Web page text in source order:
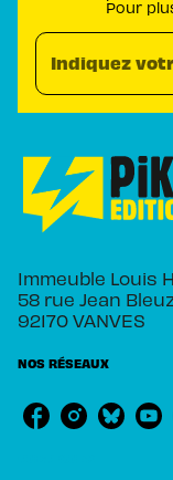
Pour
Indiquez
Immeuble Louis
58 rue Jean
92170 VANVES
NOS RÉSEAUX